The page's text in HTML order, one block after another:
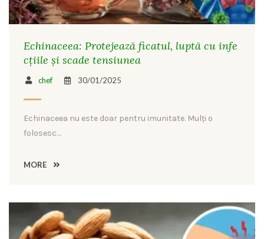
Echinaceea: Protejează ficatul, luptă cu infe
cțiile și scade tensiunea
chef 30/01/2025
Echinaceea nu este doar pentru imunitate. Mulți o
folosesc…
MORE